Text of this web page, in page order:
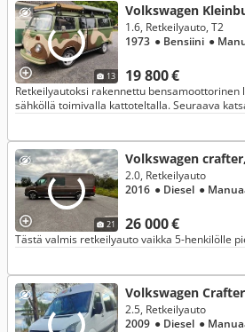
13
Volkswagen
19 800 €
1.6, Retkeilyauto, T2
1973 ● Bensiini ●
Retkeilyautoksi rakennettu bensamoottorinen
sähköllä toimivalla kattoteltalla. Seuraava
21
Volkswagen
26 000 €
2.0, Retkeilyauto
2016 ● Diesel ●
Tästä valmis retkeilyauto vaikka 5-henkilölle
Volkswagen
2.5, Retkeilyauto
2009 ● Diesel ●